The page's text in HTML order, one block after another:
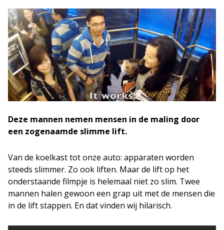
Deze mannen nemen mensen in de maling door
een zogenaamde slimme lift.
Van de koelkast tot onze auto: apparaten worden
steeds slimmer. Zo ook liften. Maar de lift op het
onderstaande filmpje is helemaal niet zo slim. Twee
mannen halen gewoon een grap uit met de mensen die
in de lift stappen. En dat vinden wij hilarisch.